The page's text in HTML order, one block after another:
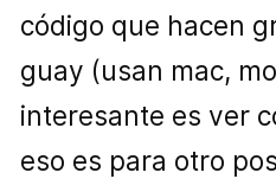
código que hacen
guay (usan mac,
interesante es ver
eso es para otro